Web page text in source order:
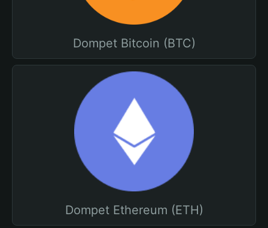
Dompet Bitcoin (BTC)
Dompet Ethereum (ETH)